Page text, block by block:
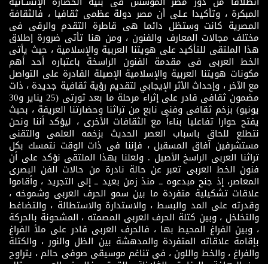
المبكرة ، وتأكيدا عـلى أن مصر دولة عظمى ثقافيا ، فالثقافة
المصرية كانت وستظل دائما هى قاطرة التقدم والرقى فى
مختلف مجالات المعارف والفنون ، ومن هنا تأتى ضرورة إطلاق
هذا الملتقى للتأكيد على هويتنا العربية والإسلامية ، حيث يأتى
الخط العربى فى مقدمة الفنون الراسخة باعتباره أحد أهم
مكونات هويتنا العربية والإسلامية الإصيلة القادرة على التواصل
مع الآخر ، وإحداث الأثر الإيجابي لتقديم رؤية ثقافية جديدة ، ذات
مضمون ثقافى قادر على إثراء مرحلة ما بعد ثورتى (25 يناير و30
يونيو) بزخم ثقافى وفنى نابع من تراثنا وحضارتنا العريقة ، بحيث
يفتح حوارا تفاعليا بناءاً مع الثقافات الأخرى ، ليؤكد أننا ونحن
نتطلع للحاق باسباب العصر الحديث بزخمه العلمى والتقنى
مستشرفين آفاق المسقبل ، فإننا فى ذات الوقت نتمسك بكل
تراثنا العربى الراسخ الأصيل . ولعلنا بهذا الملتقى نؤكد على أن
فنون الخط العربى تعبر عن حالة نادرة من حالات الفن البصرى
المعاصر، إذ جنح مبدعوه ــ منذ زمن بعيد ــ إلى التجريد ، وأقاموا
علاقات تشكيلية متفردة ما بين سمو الحرف العربى وشموخه ،
وقدرته على المد والبسط ، والاستدارة والاستطالة ، والتضاغط
والتخلخل ، وبين كتلة الحرف العربى المصمته ، المشحونة بالحركة
، وبين الفراغ المحيط بها ، فالحرف العربى قادر على ملأ الفراغ
بإقامة علاقاته المتفردة والمدهشة بين الظل والنور ، والكتلة
والفراغ ، والخط واللون ، فى تناغم موسيقى صوفى حالم ، يتراوح